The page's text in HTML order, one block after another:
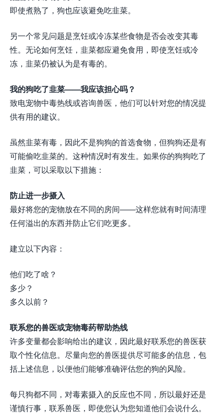
即使煮熟了，狗也应该避免吃韭菜。
另一个常见问题是烹饪或冷冻某些食物是否会改变其毒
性。无论如何烹饪，韭菜都应避免食用，即使烹饪或冷
冻，韭菜仍被认为是有毒的。
我的狗吃了韭菜——我应该担心吗？
致电宠物中毒热线或咨询兽医，他们可以针对您的情况提
供有用的建议。
虽然韭菜有毒，因此不是狗狗的首选食物，但狗狗还是有
可能偷吃韭菜的。这种情况时有发生。如果你的狗狗吃了
韭菜，可以采取以下措施：
防止进一步摄入
最好将您的宠物放在不同的房间——这样您就有时间清理
任何溢出的东西并防止它们吃更多。
建立以下内容：
他们吃了啥？
多少？
多久以前？
联系您的兽医或宠物毒药帮助热线
许多变量都会影响给出的建议，因此最好联系您的兽医获
取个性化信息。尽量向您的兽医提供尽可能多的信息，包
括上述信息，以便他们能够准确评估您的狗的风险。
每只狗都不同，对毒素摄入的反应也不同，所以最好还是
谨慎行事，联系兽医，即使您认为您知道他们会说什么。